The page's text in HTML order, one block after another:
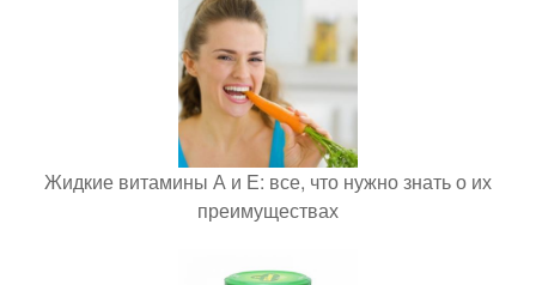
Жидкие витамины А и Е: все, что нужно знать о их
преимуществах